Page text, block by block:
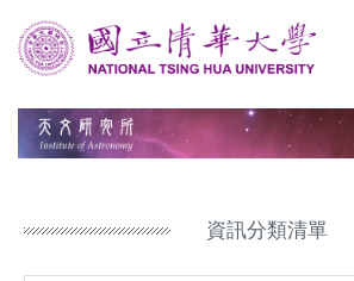
到
主
容
資訊分類清單